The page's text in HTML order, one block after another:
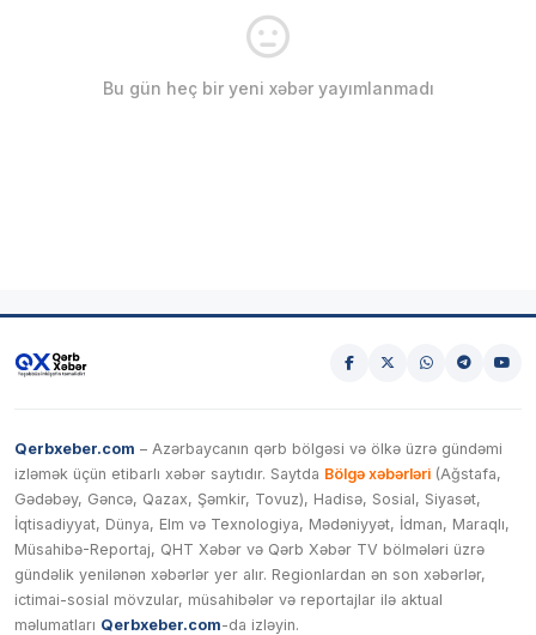
Bu gün heç bir yeni xəbər yayımlanmadı
Qerbxeber.com – Azərbaycanın qərb bölgəsi və ölkə üzrə gündəmi
izləmək üçün etibarlı xəbər saytıdır. Saytda Bölgə xəbərləri (Ağstafa,
Gədəbəy, Gəncə, Qazax, Şəmkir, Tovuz), Hadisə, Sosial, Siyasət,
İqtisadiyyat, Dünya, Elm və Texnologiya, Mədəniyyət, İdman, Maraqlı,
Müsahibə-Reportaj, QHT Xəbər və Qərb Xəbər TV bölmələri üzrə
gündəlik yenilənən xəbərlər yer alır. Regionlardan ən son xəbərlər,
ictimai-sosial mövzular, müsahibələr və reportajlar ilə aktual
məlumatları Qerbxeber.com-da izləyin.